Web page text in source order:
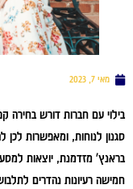
מאי 7, 2023
בילוי עם חברות דורש בחירה
סגנון לנוחות, ומאפשרות
בראנץ' מזדמנת, יוצאות למסע
חמישה רעיונות נהדרים